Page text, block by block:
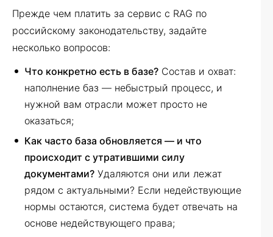
Прежде чем платить за сервис с RAG по
российскому законодательству, задайте
несколько вопросов:
Что конкретно есть в базе? Состав и охват:
наполнение баз — небыстрый процесс, и
нужной вам отрасли может просто не
оказаться;
Как часто база обновляется — и что
происходит с утратившими силу
документами? Удаляются они или лежат
рядом с актуальными? Если недействующие
нормы остаются, система будет отвечать на
основе недействующего права;